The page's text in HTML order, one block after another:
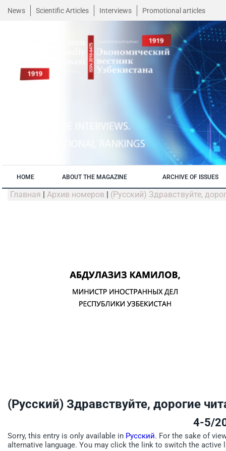
News Scientific Articles Interviews Promotional articles
HOME ABOUT THE MAGAZINE ARCHIVE OF ISSUES
Главная | Архив номеров | (Русский) Здравствуйте,
(Русский) Здравствуйте, дорогие
4-5/
Sorry, this entry is only available in Русский. For the sake of
alternative language. You may click the link to switch the active